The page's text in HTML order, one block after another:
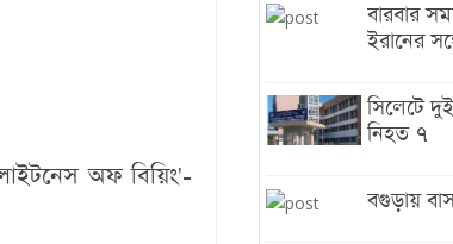
অফ বিয়িং'-
বারবার
ইরানের
সিলেটে
নিহত ৭
বগুড়ায়